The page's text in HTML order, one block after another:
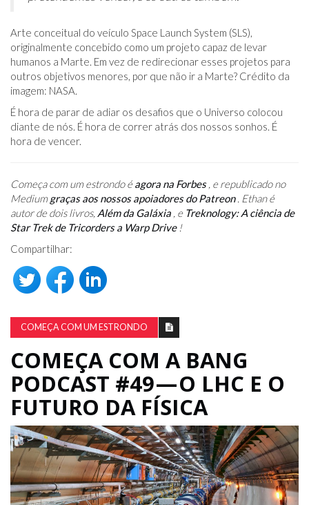
Arte conceitual do veículo Space Launch System (SLS),
originalmente concebido como um projeto capaz de levar
humanos a Marte. Em vez de redirecionar esses projetos para
outros objetivos menores, por que não ir a Marte? Crédito da
imagem: NASA.
É hora de parar de adiar os desafios que o Universo colocou
diante de nós. É hora de correr atrás dos nossos sonhos. É
hora de vencer.
Começa com um estrondo é agora na Forbes , e republicado no
Medium graças aos nossos apoiadores do Patreon . Ethan é
autor de dois livros, Além da Galáxia , e Treknology: A ciência de
Star Trek de Tricorders a Warp Drive !
Compartilhar:
COMEÇA COM UM ESTRONDO
COMEÇA COM A BANG
PODCAST #49 — O LHC E O
FUTURO DA FÍSICA